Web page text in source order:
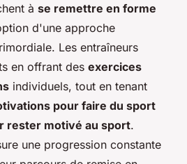
à se remettre en forme
d'une approche
Les entraîneurs
en offrant des exercices
individuels, tout en tenant
pour faire du sport
rester motivé au sport.
une progression constante